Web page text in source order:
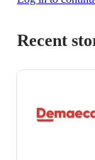
Recent